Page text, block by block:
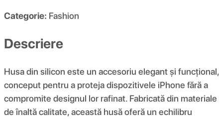
Categorie: Fashion
Descriere
Husa din silicon este un accesoriu elegant și funcțional,
conceput pentru a proteja dispozitivele iPhone fără a
compromite designul lor rafinat. Fabricată din materiale
de înaltă calitate, această husă oferă un echilibru